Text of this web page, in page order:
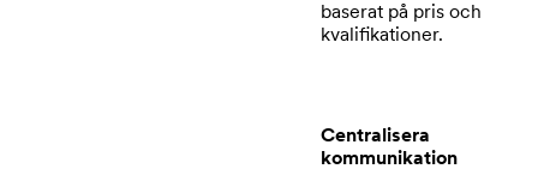
baserat på pris och
kvalifikationer.
Centralisera
kommunikation